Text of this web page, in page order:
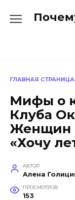
ГЛАВНАЯ СТРАНИЦА
Мифы о
Клуба
Женщин
«Хочу
АВТОР
Алена
ПРОСМОТРОВ
153